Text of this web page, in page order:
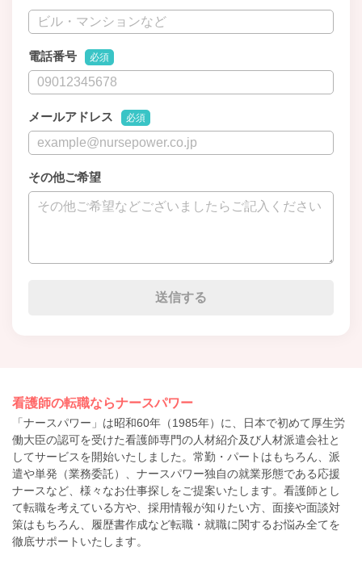
電話番号 必須
メールアドレス 必須
その他ご希望
看護師の転職ならナースパワー
「ナースパワー」は昭和60年（1985年）に、日本で初めて厚生労
働大臣の認可を受けた看護師専門の人材紹介及び人材派遣会社と
してサービスを開始いたしました。常勤・パートはもちろん、派
遣や単発（業務委託）、ナースパワー独自の就業形態である応援
ナースなど、様々なお仕事探しをご提案いたします。看護師とし
て転職を考えている方や、採用情報が知りたい方、面接や面談対
策はもちろん、履歴書作成など転職・就職に関するお悩み全てを
徹底サポートいたします。